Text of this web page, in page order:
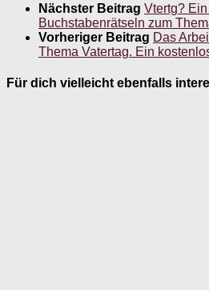
Nächster Beitrag Vtertg?
Buchstabenrätseln zum
Vorheriger Beitrag Das
Thema Vatertag. Ein
Für dich vielleicht ebenfalls